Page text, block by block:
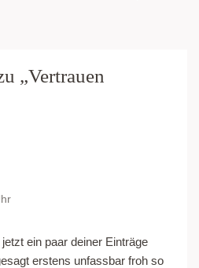
„Vertrauen
ein paar deiner Einträge
erstens unfassbar froh so